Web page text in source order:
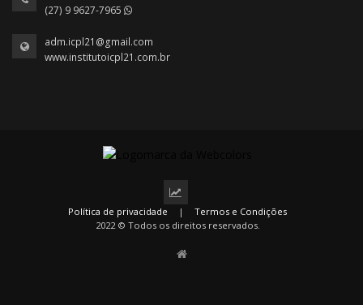
(27) 9 9627-7965
adm.icpl21@gmail.com
www.institutoicpl21.com.br
Política de privacidade |
Termos e Condições
2022 © Todos os direitos reservados.